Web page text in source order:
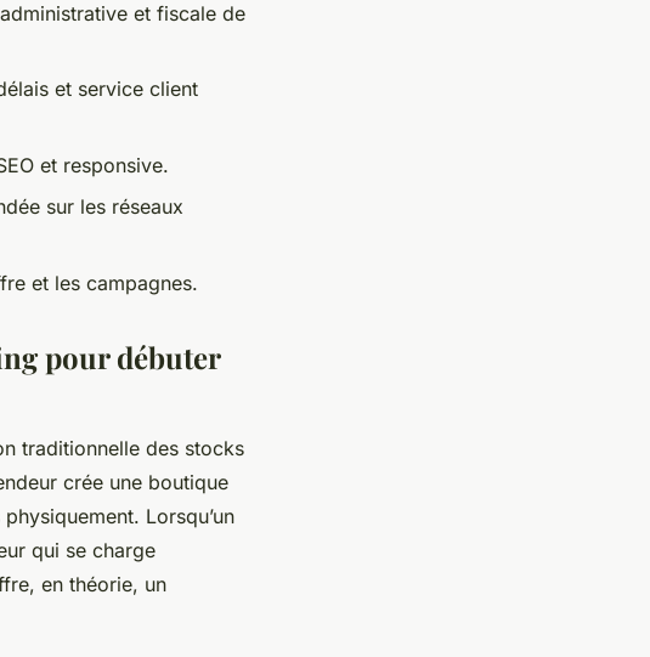
et fiscale de
et service client
et responsive.
sur les réseaux
et les campagnes.
pour débuter
traditionnelle des stocks
crée une boutique
Lorsqu’un
qui se charge
en théorie, un